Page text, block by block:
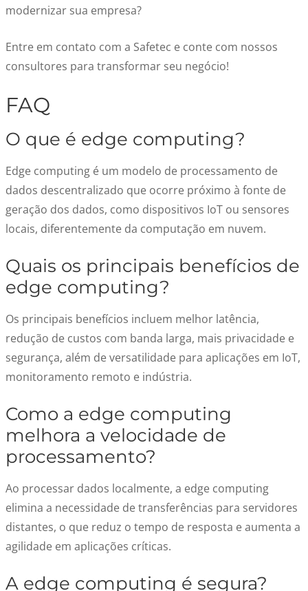
modernizar sua empresa?
Entre em contato com a Safetec e conte com nossos
consultores para transformar seu negócio!
FAQ
O que é edge computing?
Edge computing é um modelo de processamento de
dados descentralizado que ocorre próximo à fonte de
geração dos dados, como dispositivos IoT ou sensores
locais, diferentemente da computação em nuvem.
Quais os principais benefícios de
edge computing?
Os principais benefícios incluem melhor latência,
redução de custos com banda larga, mais privacidade e
segurança, além de versatilidade para aplicações em IoT,
monitoramento remoto e indústria.
Como a edge computing
melhora a velocidade de
processamento?
Ao processar dados localmente, a edge computing
elimina a necessidade de transferências para servidores
distantes, o que reduz o tempo de resposta e aumenta a
agilidade em aplicações críticas.
A edge computing é segura?